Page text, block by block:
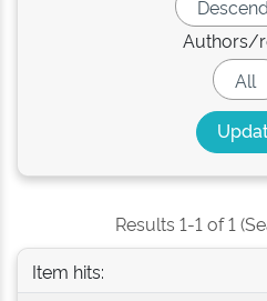
Authors/
Results 1-1 of 1
Item hits: